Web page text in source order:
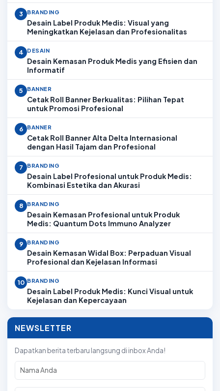
3 BRANDING
Desain Label Produk Medis: Visual yang
Meningkatkan Kejelasan dan Profesionalitas
4 DESAIN
Desain Kemasan Produk Medis yang Efisien dan
Informatif
5 BANNER
Cetak Roll Banner Berkualitas: Pilihan Tepat
untuk Promosi Profesional
6 BANNER
Cetak Roll Banner Alta Delta Internasional
dengan Hasil Tajam dan Profesional
7 BRANDING
Desain Label Profesional untuk Produk Medis:
Kombinasi Estetika dan Akurasi
8 BRANDING
Desain Kemasan Profesional untuk Produk
Medis: Quantum Dots Immuno Analyzer
9 BRANDING
Desain Kemasan Widal Box: Perpaduan Visual
Profesional dan Kejelasan Informasi
10 BRANDING
Desain Label Produk Medis: Kunci Visual untuk
Kejelasan dan Kepercayaan
NEWSLETTER
Dapatkan berita terbaru langsung di inbox Anda!